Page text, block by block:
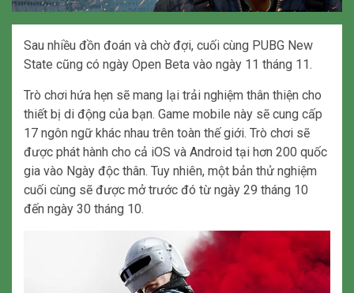
Sau nhiều đồn đoán và chờ đợi, cuối cùng PUBG New
State cũng có ngày Open Beta vào ngày 11 tháng 11.
Trò chơi hứa hẹn sẽ mang lại trải nghiệm thân thiện cho
thiết bị di động của bạn. Game mobile này sẽ cung cấp
17 ngôn ngữ khác nhau trên toàn thế giới. Trò chơi sẽ
được phát hành cho cả iOS và Android tại hơn 200 quốc
gia vào Ngày độc thân. Tuy nhiên, một bản thử nghiệm
cuối cùng sẽ được mở trước đó từ ngày 29 tháng 10
đến ngày 30 tháng 10.